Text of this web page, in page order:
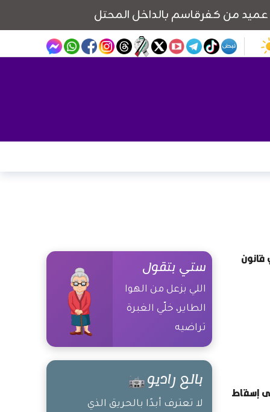
قانون
إسقاط
ستي بتقول
اللي بزعل من الهوا
الطاير، خلّي الغبرة
تراضيه
بالع راديو
لا تعترف أبدًا بالحريق الذي